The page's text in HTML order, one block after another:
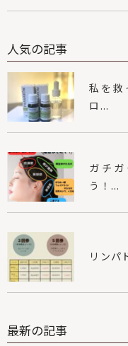
人気の記事
私を救
ロ...
ガチ
う！...
リンパ
最新の記事